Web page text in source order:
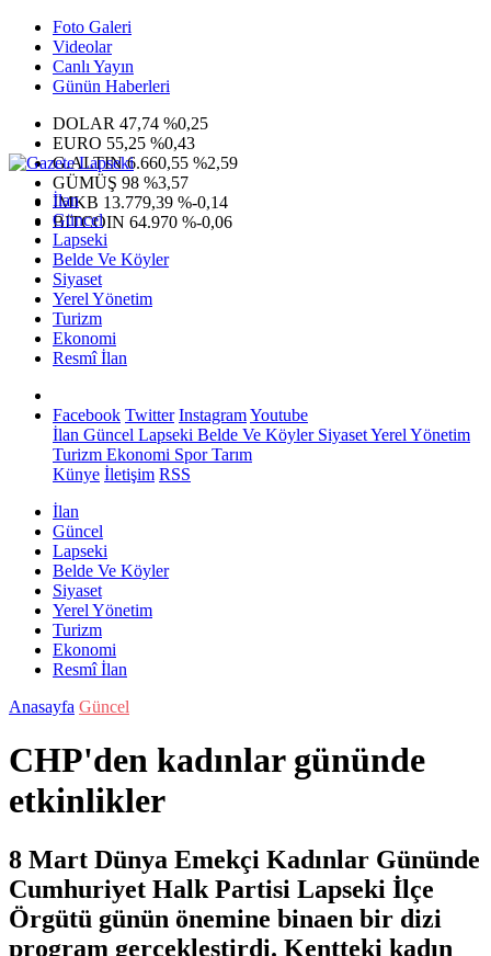
Foto Galeri
Videolar
Canlı Yayın
Günün Haberleri
DOLAR 47,74 %0,25
EURO 55,25 %0,43
G.ALTIN6.660,55 %2,59
GÜMÜŞ 98 %3,57
IMKB 13.779,39 %-0,14
BITCOIN 64.970 %-0,06
İlan
Güncel
Lapseki
Belde Ve Köyler
Siyaset
Yerel Yönetim
Turizm
Ekonomi
Resmî İlan
Facebook Twitter InstagramYoutube
İlan Güncel Lapseki Belde Ve KöylerSiyasetYerel Yönetim
Turizm Ekonomi SporTarım
Künye İletişim RSS
İlan
Güncel
Lapseki
Belde Ve Köyler
Siyaset
Yerel Yönetim
Turizm
Ekonomi
Resmî İlan
Anasayfa Güncel
CHP'den kadınlar gününde
etkinlikler
8 Mart Dünya Emekçi Kadınlar Gününde
Cumhuriyet Halk Partisi Lapseki İlçe
Örgütü günün önemine binaen bir dizi
program gerçekleştirdi. Kentteki kadın